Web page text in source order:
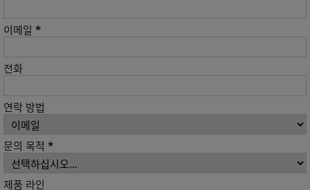
이메일 *
전화
연락 방법
문의 목적 *
제품 라인